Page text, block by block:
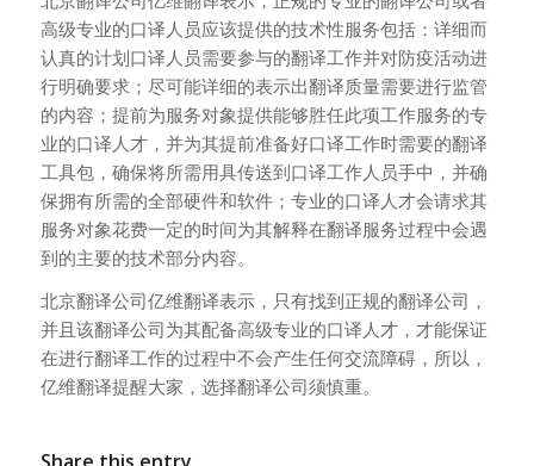
高级专业的口译人员应该提供的技术性服务包括：详细而
认真的计划口译人员需要参与的翻译工作并对防疫活动进
行明确要求；尽可能详细的表示出翻译质量需要进行监管
的内容；提前为服务对象提供能够胜任此项工作服务的专
业的口译人才，并为其提前准备好口译工作时需要的翻译
工具包，确保将所需用具传送到口译工作人员手中，并确
保拥有所需的全部硬件和软件；专业的口译人才会请求其
服务对象花费一定的时间为其解释在翻译服务过程中会遇
到的主要的技术部分内容。
北京翻译公司亿维翻译表示，只有找到正规的翻译公司，
并且该翻译公司为其配备高级专业的口译人才，才能保证
在进行翻译工作的过程中不会产生任何交流障碍，所以，
亿维翻译提醒大家，选择翻译公司须慎重。